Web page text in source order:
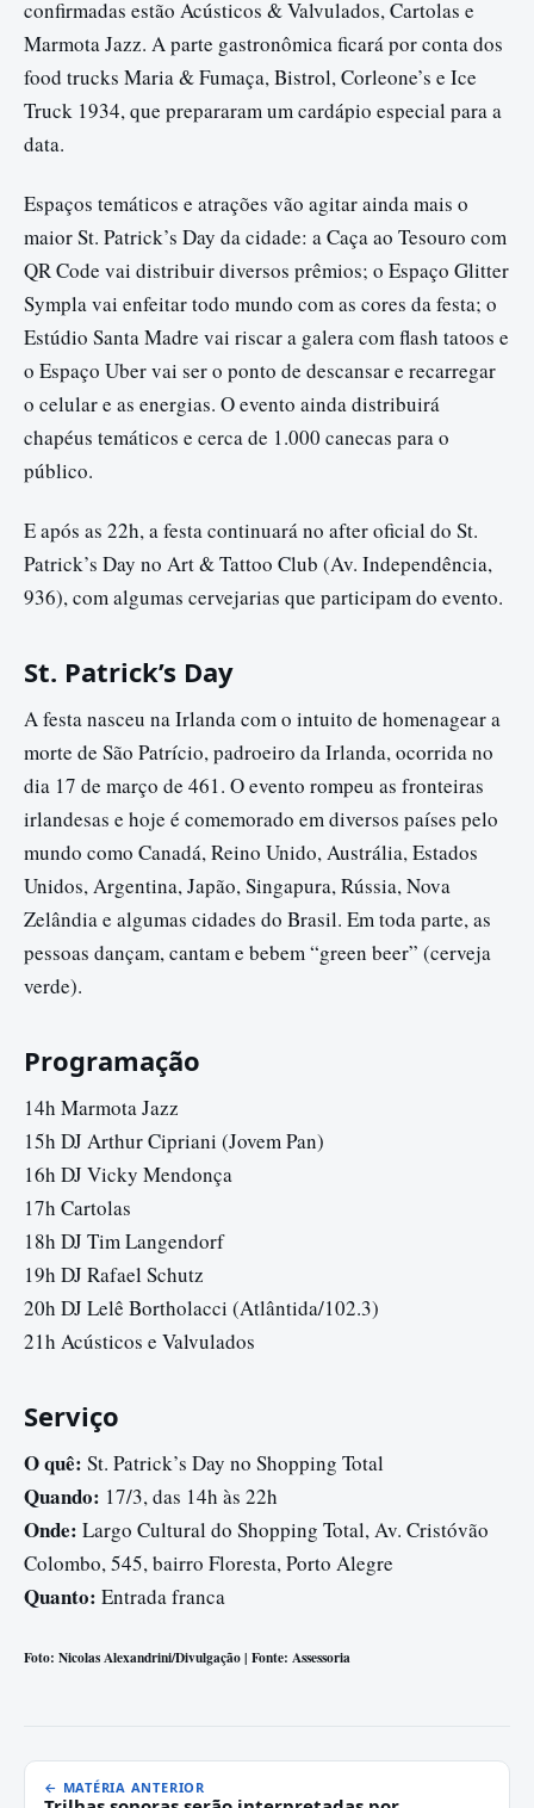
confirmadas estão Acústicos & Valvulados, Cartolas e
Marmota Jazz. A parte gastronômica ficará por conta dos
food trucks Maria & Fumaça, Bistrol, Corleone’s e Ice
Truck 1934, que prepararam um cardápio especial para a
data.
Espaços temáticos e atrações vão agitar ainda mais o
maior St. Patrick’s Day da cidade: a Caça ao Tesouro com
QR Code vai distribuir diversos prêmios; o Espaço Glitter
Sympla vai enfeitar todo mundo com as cores da festa; o
Estúdio Santa Madre vai riscar a galera com flash tatoos e
o Espaço Uber vai ser o ponto de descansar e recarregar
o celular e as energias. O evento ainda distribuirá
chapéus temáticos e cerca de 1.000 canecas para o
público.
E após as 22h, a festa continuará no after oficial do St.
Patrick’s Day no Art & Tattoo Club (Av. Independência,
936), com algumas cervejarias que participam do evento.
St. Patrick’s Day
A festa nasceu na Irlanda com o intuito de homenagear a
morte de São Patrício, padroeiro da Irlanda, ocorrida no
dia 17 de março de 461. O evento rompeu as fronteiras
irlandesas e hoje é comemorado em diversos países pelo
mundo como Canadá, Reino Unido, Austrália, Estados
Unidos, Argentina, Japão, Singapura, Rússia, Nova
Zelândia e algumas cidades do Brasil. Em toda parte, as
pessoas dançam, cantam e bebem “green beer” (cerveja
verde).
Programação
14h Marmota Jazz
15h DJ Arthur Cipriani (Jovem Pan)
16h DJ Vicky Mendonça
17h Cartolas
18h DJ Tim Langendorf
19h DJ Rafael Schutz
20h DJ Lelê Bortholacci (Atlântida/102.3)
21h Acústicos e Valvulados
Serviço
O quê: St. Patrick’s Day no Shopping Total
Quando: 17/3, das 14h às 22h
Onde: Largo Cultural do Shopping Total, Av. Cristóvão
Colombo, 545, bairro Floresta, Porto Alegre
Quanto: Entrada franca
Foto: Nicolas Alexandrini/Divulgação | Fonte: Assessoria
← MATÉRIA ANTERIOR